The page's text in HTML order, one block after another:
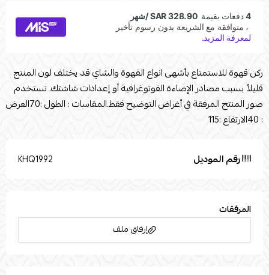
ركن قهوة للاستمتاع بأشهى انواع القهوة والشاي قد يختلف لون المنتج
قليلاً بسبب مصادر الإضاءة الفوتوغرافية أو إعدادات شاشتك. تستخدم
صور المنتج المرفقة في أغراض التوضيح فقط.المقاسات : الطول :70العرض
: 40الارتفاع :115
رقم الموديل KHQ1992
المرفقات
إرفاق ملف